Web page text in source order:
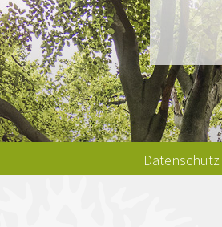
Kopfzeile
Datenschutz